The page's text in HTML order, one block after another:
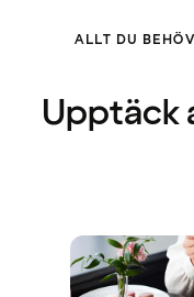
ALLT DU
Upptäck